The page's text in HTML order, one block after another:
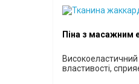
Піна з масажним
В
властивості,